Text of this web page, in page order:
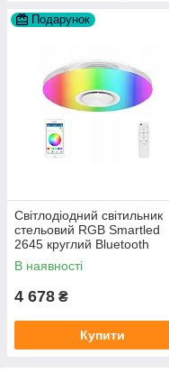
Подарунок
Світлодіодний світильник
стельовий RGB Smartled
2645 круглий Bluetooth
динамік 60 Вт + пульт
В наявності
4 678 ₴
Купити